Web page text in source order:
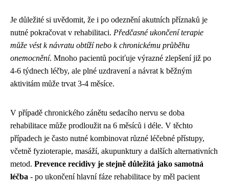
Je důležité si uvědomit, že i po odeznění akutních příznaků je
nutné pokračovat v rehabilitaci. Předčasné ukončení terapie
může vést k návratu obtíží nebo k chronickému průběhu
onemocnění. Mnoho pacientů pociťuje výrazné zlepšení již po
4-6 týdnech léčby, ale plné uzdravení a návrat k běžným
aktivitám může trvat 3-4 měsíce.
V případě chronického zánětu sedacího nervu se doba
rehabilitace může prodloužit na 6 měsíců i déle. V těchto
případech je často nutné kombinovat různé léčebné přístupy,
včetně fyzioterapie, masáží, akupunktury a dalších alternativních
metod. Prevence recidivy je stejně důležitá jako samotná
léčba - po ukončení hlavní fáze rehabilitace by měl pacient